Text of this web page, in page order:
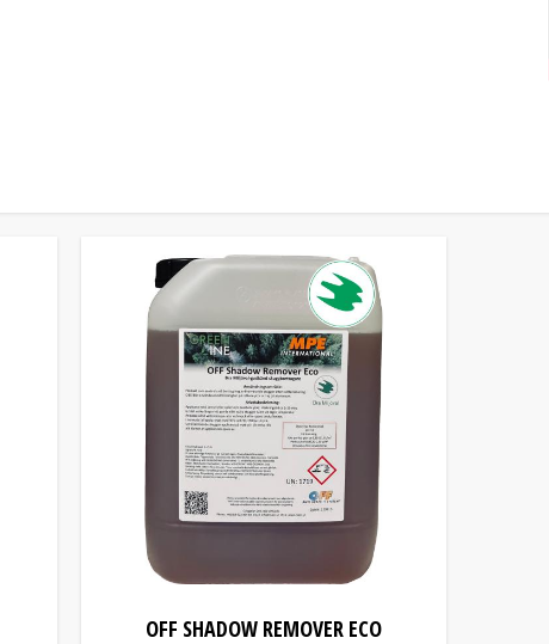
OFF SHADOW REMOVER ECO